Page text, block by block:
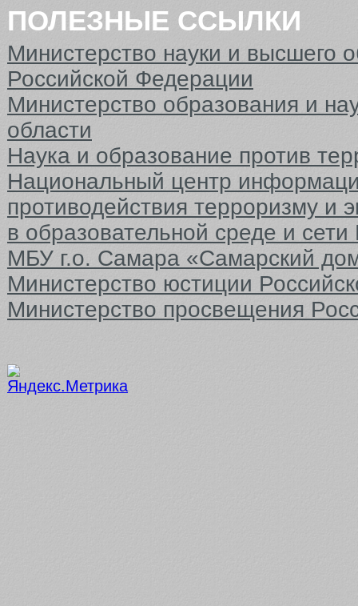
ПОЛЕЗНЫЕ ССЫЛКИ
Министерство науки и высшего
Российской Федерации
Министерство образования и
области
Наука и образование против
Национальный центр
противодействия терроризму и
в образовательной среде и сети
МБУ г.о. Самара «Самарский
Министерство юстиции
Министерство просвещения